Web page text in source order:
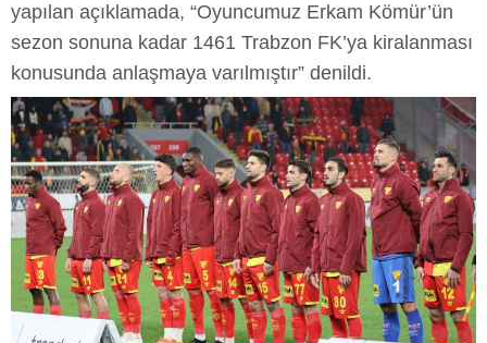
yapılan açıklamada, “Oyuncumuz Erkam Kömür’ün
sezon sonuna kadar 1461 Trabzon FK’ya kiralanması
konusunda anlaşmaya varılmıştır” denildi.